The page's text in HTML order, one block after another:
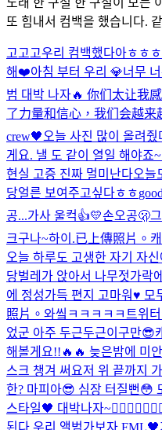
또 힘내서 컴백을 했습니다.
고고고우리 컴백했다아ㅎㅎ
해❤️아침 부터 우리 💎너무
범 대박 나자🔥 你们太让我
了力量和信心，我们会越
crew🖤 오늘 사진 많이 올려
게요. 낼 도 같이 열일 해야죠
현실 고증 진짜 멀미난다오늘
당얼른 보여주고싶다ㅎㅎ
공...가사 울컥👍💛손오공🫢
크구나~하이.已上傳照片。
오늘 하루도 고생한 자기 자
당벌레가 앉아서 나무젓가락
에 정성가득 편지 고마워♥️
照片。 와앀ㅋㅋㅋㅋㅋ트위
었군 아주 두근두근이구만😎
해볼게요!!🔥🔥 늦은밤에 미
스크 챙겨 써요저 위 끝까지
한? 마피아😎 심장 터질뻔😳
스타일🖤 대박나자
된다 우리 앨범가보자 FML🖤